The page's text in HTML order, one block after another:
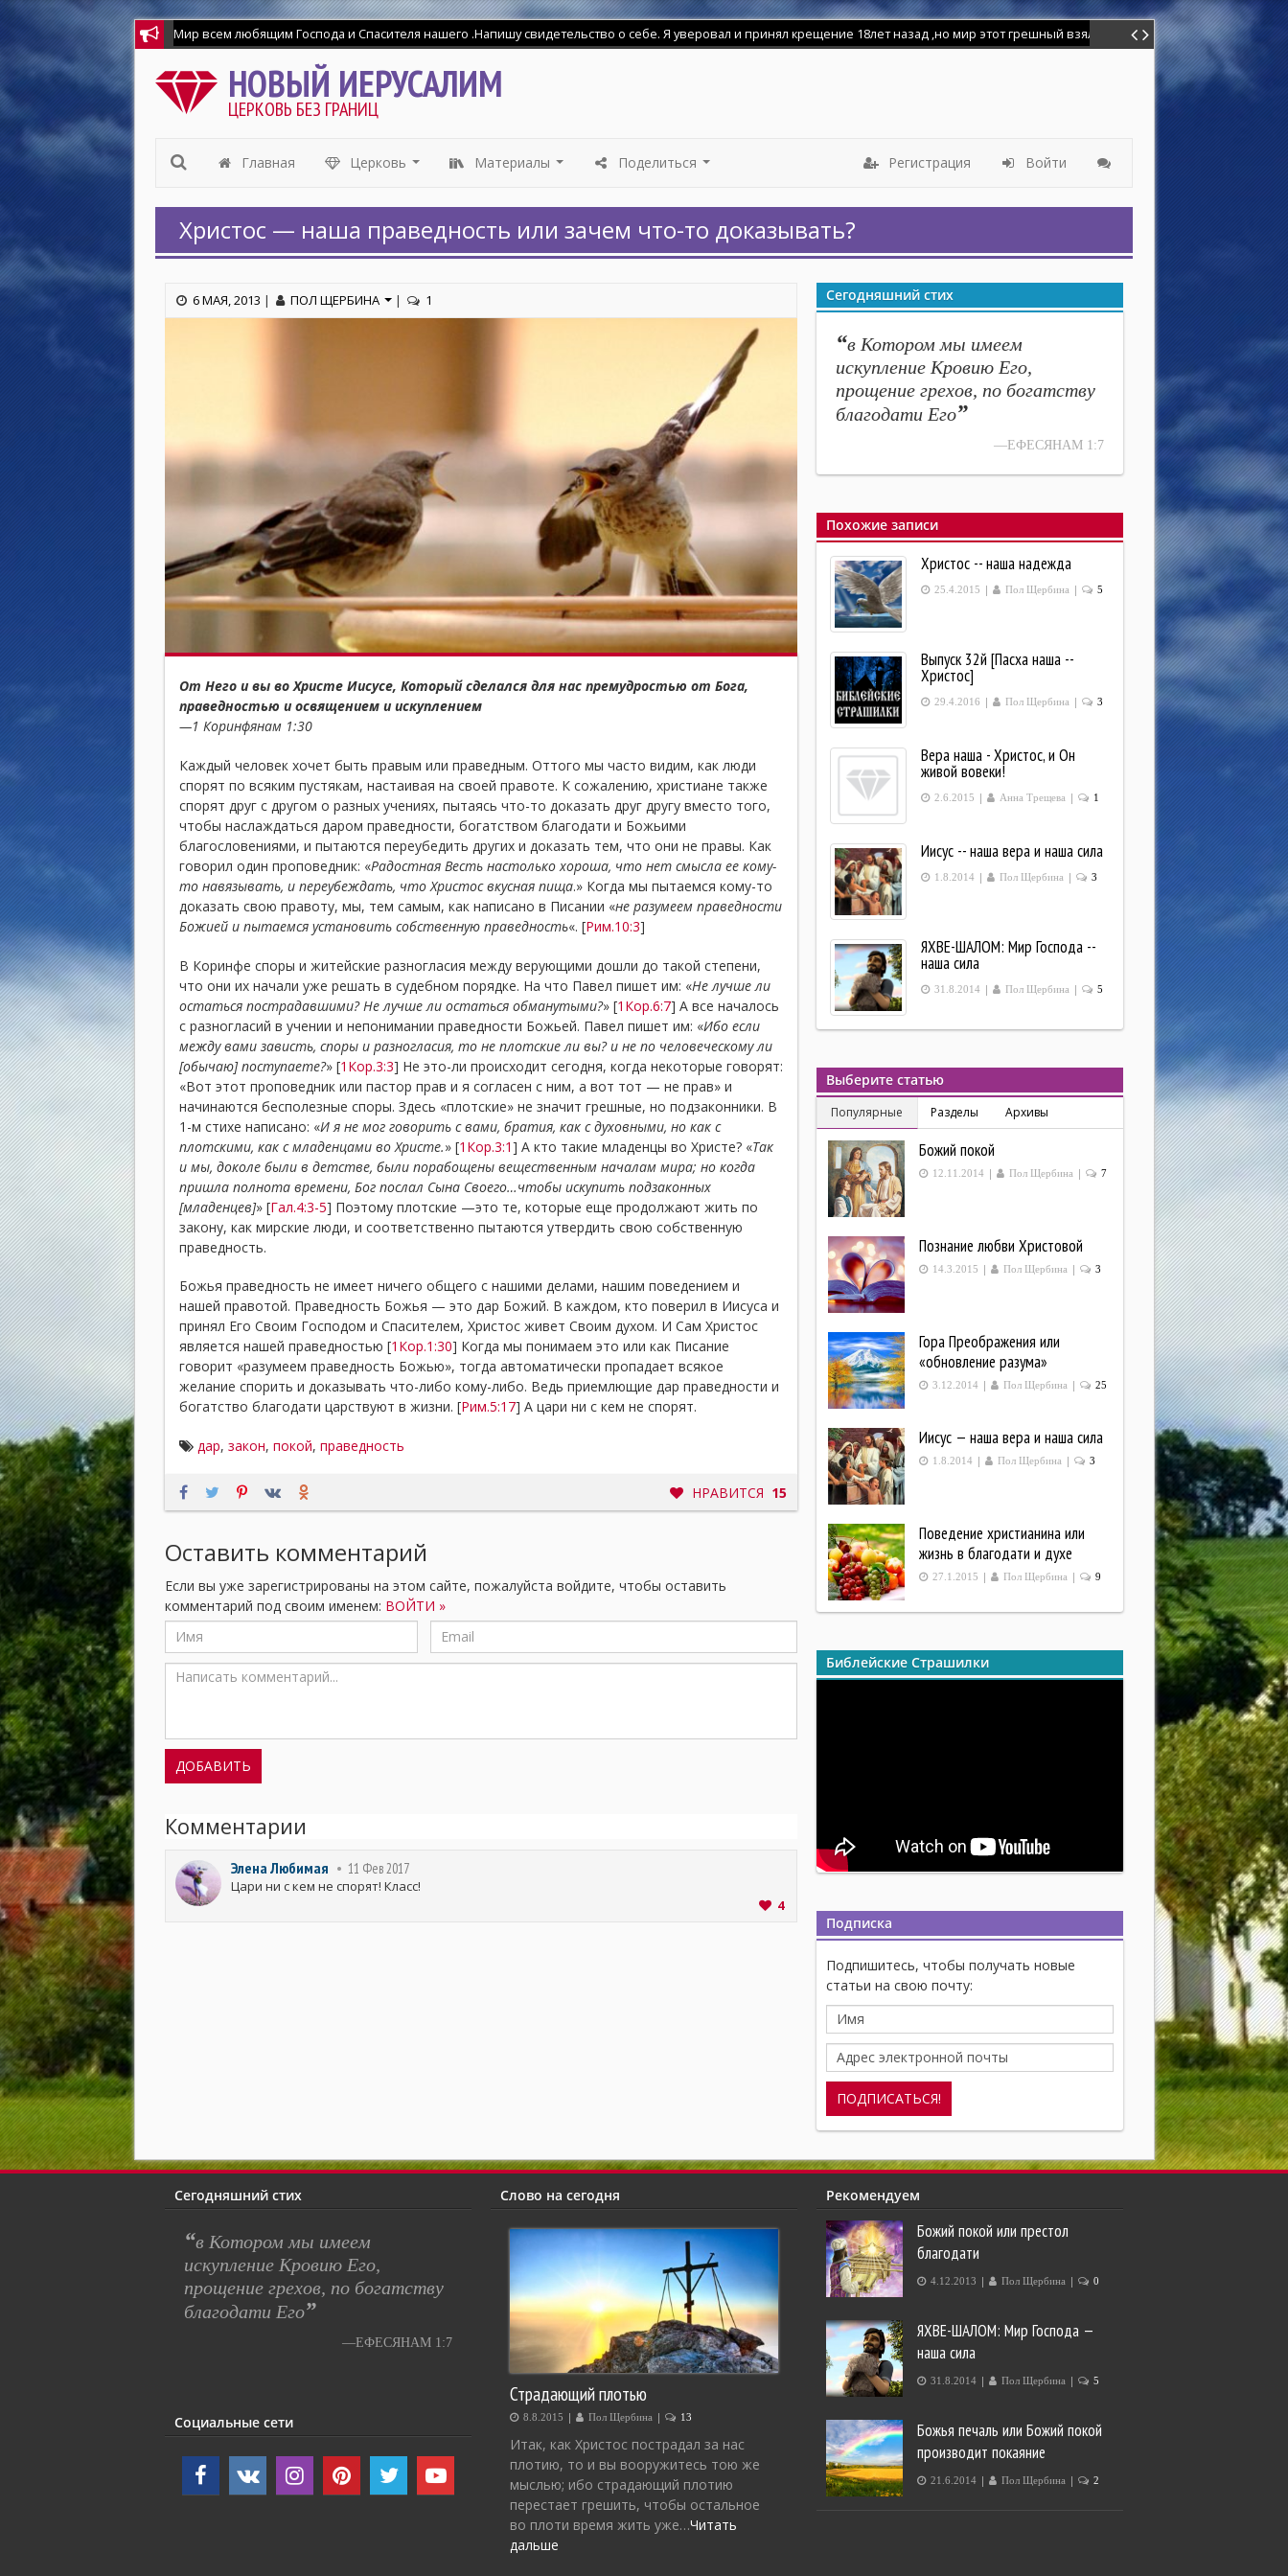
Мир всем любящим Господа и Спасителя нашего .Напишу свидетельство о себе. Я уверовал и принял крещение 18лет назад ,но мир этот грешный взял надо мной власть и я отошёл
НОВЫЙ ИЕРУСАЛИМ
ЦЕРКОВЬ БЕЗ ГРАНИЦ
Главная Церковь Материалы Поделиться Регистрация Войти
Христос — наша праведность или зачем что-то доказывать?
6 МАЯ, 2013 | ПОЛ ЩЕРБИНА | 1
От Него и вы во Христе Иисусе, Который сделался для нас премудростью от Бога,
праведностью и освящением и искуплением
—1 Коринфянам 1:30
Каждый человек хочет быть правым или праведным. Оттого мы часто видим, как люди
спорят по всяким пустякам, настаивая на своей правоте. К сожалению, христиане также
спорят друг с другом о разных учениях, пытаясь что-то доказать друг другу вместо того,
чтобы наслаждаться даром праведности, богатством благодати и Божьими
благословениями, и пытаются переубедить других и доказать тем, что они не правы. Как
говорил один проповедник: «Радостная Весть настолько хороша, что нет смысла ее кому-
то навязывать, и переубеждать, что Христос вкусная пища.» Когда мы пытаемся кому-то
доказать свою правоту, мы, тем самым, как написано в Писании «не разумеем праведности
Божией и пытаемся установить собственную праведность«. [Рим.10:3]
В Коринфе споры и житейские разногласия между верующими дошли до такой степени,
что они их начали уже решать в судебном порядке. На что Павел пишет им: «Не лучше ли
остаться пострадавшими? Не лучше ли остаться обманутыми?» [1Кор.6:7] А все началось
с разногласий в учении и непонимании праведности Божьей. Павел пишет им: «Ибо если
между вами зависть, споры и разногласия, то не плотские ли вы? и не по человеческому ли
[обычаю] поступаете?» [1Кор.3:3] Не это-ли происходит сегодня, когда некоторые говорят:
«Вот этот проповедник или пастор прав и я согласен с ним, а вот тот — не прав» и
начинаются бесполезные споры. Здесь «плотские» не значит грешные, но подзаконники. В
1-м стихе написано: «И я не мог говорить с вами, братия, как с духовными, но как с
плотскими, как с младенцами во Христе.» [1Кор.3:1] А кто такие младенцы во Христе? «Так
и мы, доколе были в детстве, были порабощены вещественным началам мира; но когда
пришла полнота времени, Бог послал Сына Своего…чтобы искупить подзаконных
[младенцев]» [Гал.4:3-5] Поэтому плотские —это те, которые еще продолжают жить по
закону, как мирские люди, и соответственно пытаются утвердить свою собственную
праведность.
Божья праведность не имеет ничего общего с нашими делами, нашим поведением и
нашей правотой. Праведность Божья — это дар Божий. В каждом, кто поверил в Иисуса и
принял Его Своим Господом и Спасителем, Христос живет Своим духом. И Сам Христос
является нашей праведностью [1Кор.1:30] Когда мы понимаем это или как Писание
говорит «разумеем праведность Божью», тогда автоматически пропадает всякое
желание спорить и доказывать что-либо кому-либо. Ведь приемлющие дар праведности и
богатство благодати царствуют в жизни. [Рим.5:17] А цари ни с кем не спорят.
дар, закон, покой, праведность
НРАВИТСЯ 15
Оставить комментарий
Если вы уже зарегистрированы на этом сайте, пожалуйста войдите, чтобы оставить
комментарий под своим именем: ВОЙТИ »
Комментарии
Элена Любимая 11 Фев 2017
Цари ни с кем не спорят! Класс!
4
Сегодняшний стих
“в Котором мы имеем
искупление Кровию Его,
прощение грехов, по богатству
благодати Его”
—ЕФЕСЯНАМ 1:7
Похожие записи
Христос -- наша надежда
25.4.2015 | Пол Щербина | 5
Выпуск 32й [Пасха наша --
Христос]
29.4.2016 | Пол Щербина | 3
Вера наша - Христос, и Он
живой вовеки!
2.6.2015 | Анна Трещева | 1
Иисус -- наша вера и наша сила
1.8.2014 | Пол Щербина | 3
ЯХВЕ-ШАЛОМ: Мир Господа --
наша сила
31.8.2014 | Пол Щербина | 5
Выберите статью
Популярные Разделы Архивы
Божий покой
12.11.2014 | Пол Щербина | 7
Познание любви Христовой
14.3.2015 | Пол Щербина | 3
Гора Преображения или
«обновление разума»
3.12.2014 | Пол Щербина | 25
Иисус — наша вера и наша сила
1.8.2014 | Пол Щербина | 3
Поведение христианина или
жизнь в благодати и духе
27.1.2015 | Пол Щербина | 9
Библейские Страшилки
Подписка
Подпишитесь, чтобы получать новые
статьи на свою почту:
Сегодняшний стих
“в Котором мы имеем
искупление Кровию Его,
прощение грехов, по богатству
благодати Его”
—ЕФЕСЯНАМ 1:7
Социальные сети
Слово на сегодня
Страдающий плотью
8.8.2015 | Пол Щербина | 13
Итак, как Христос пострадал за нас
плотию, то и вы вооружитесь тою же
мыслью; ибо страдающий плотию
перестает грешить, чтобы остальное
во плоти время жить уже…Читать
дальше
Рекомендуем
Божий покой или престол
благодати
4.12.2013 | Пол Щербина | 0
ЯХВЕ-ШАЛОМ: Мир Господа —
наша сила
31.8.2014 | Пол Щербина | 5
Божья печаль или Божий покой
производит покаяние
21.6.2014 | Пол Щербина | 2